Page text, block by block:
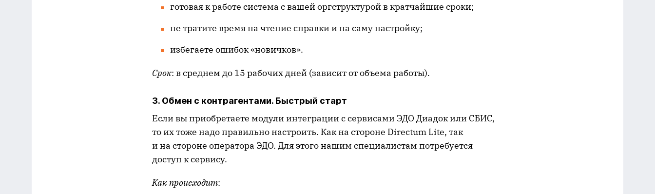
готовая к работе система с вашей оргструктурой в кратчайшие сроки;
не тратите время на чтение справки и на саму настройку;
избегаете ошибок «новичков».
Срок: в среднем до 15 рабочих дней (зависит от объема работы).
3. Обмен с контрагентами. Быстрый старт
Если вы приобретаете модули интеграции с сервисами ЭДО Диадок или СБИС,
то их тоже надо правильно настроить. Как на стороне Directum Lite, так
и на стороне оператора ЭДО. Для этого нашим специалистам потребуется
доступ к сервису.
Как происходит: